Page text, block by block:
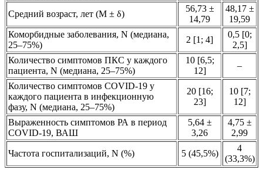
Средний возраст, лет (М ± δ)
56,73 ±
14,79
48,17 ±
19,59
Коморбидные заболевания, N (медиана,
25–75%)
2 [1; 4]
0,5 [0;
2,5]
Количество симптомов ПКС у каждого
пациента, N (медиана, 25–75%)
10 [6,5;
12]
–
Количество симптомов COVID-19 у
каждого пациента в инфекционную
фазу, N (медиана, 25–75%)
20 [16;
23]
10 [7;
12]
Выраженность симптомов РА в период
COVID-19, ВАШ
5,64 ±
3,26
4,75 ±
2,99
Частота госпитализаций, N (%) 5 (45,5%)
4
(33,3%)